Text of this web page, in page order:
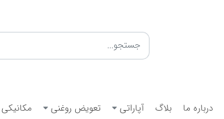
درباره ما بلاگ آپاراتی تعویض روغنی مکانیکی